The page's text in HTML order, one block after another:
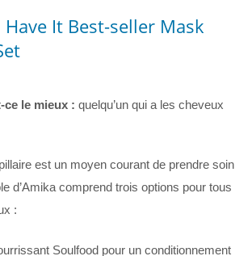
It Best-seller Mask
ce le mieux : quelqu’un qui a les cheveux
est un moyen courant de prendre soin
d’Amika comprend trois options pour tous
:
Soulfood pour un conditionnement